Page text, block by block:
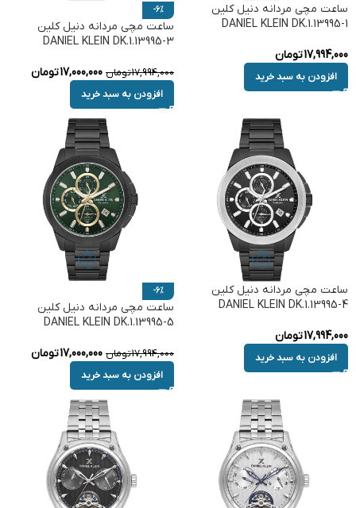
ساعت مچی مردانه دنیل کلین
DANIEL KLEIN DK.1.13995-1
17,994,000تومان
افزودن به سبد خرید
-6%
ساعت مچی مردانه دنیل کلین
DANIEL KLEIN DK.1.13995-3
17,994,000تومان 17,000,000تومان
افزودن به سبد خرید
ساعت مچی مردانه دنیل کلین
DANIEL KLEIN DK.1.13995-4
17,994,000تومان
افزودن به سبد خرید
-6%
ساعت مچی مردانه دنیل کلین
DANIEL KLEIN DK.1.13995-5
17,994,000تومان 17,000,000تومان
افزودن به سبد خرید